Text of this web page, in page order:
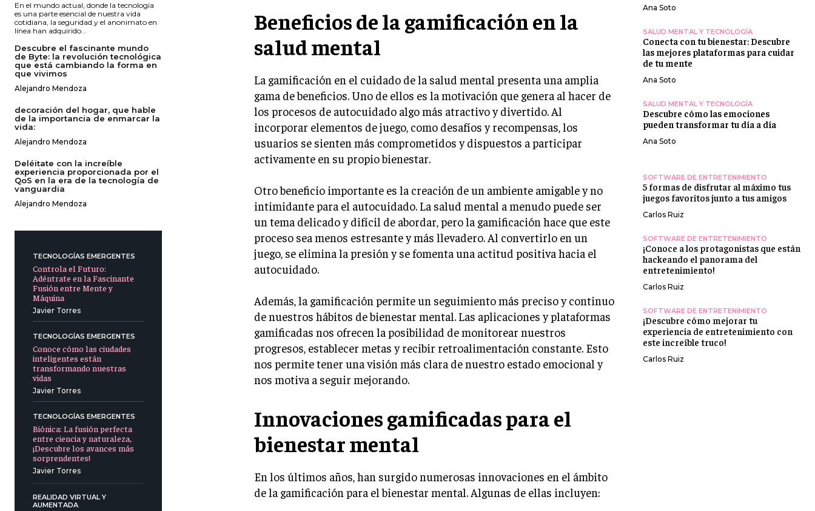
En el mundo actual, donde la tecnología
es una parte esencial de nuestra vida
cotidiana, la seguridad y el anonimato en
línea han adquirido...
Descubre el fascinante mundo
de Byte: la revolución tecnológica
que está cambiando la forma en
que vivimos
Alejandro Mendoza
decoración del hogar, que hable
de la importancia de enmarcar la
vida:
Alejandro Mendoza
Deléitate con la increíble
experiencia proporcionada por el
QoS en la era de la tecnología de
vanguardia
Alejandro Mendoza
TECNOLOGÍAS EMERGENTES
Controla el Futuro:
Adéntrate en la Fascinante
Fusión entre Mente y
Máquina
Javier Torres
TECNOLOGÍAS EMERGENTES
Conoce cómo las ciudades
inteligentes están
transformando nuestras
vidas
Javier Torres
TECNOLOGÍAS EMERGENTES
Biónica: La fusión perfecta
entre ciencia y naturaleza,
¡Descubre los avances más
sorprendentes!
Javier Torres
REALIDAD VIRTUAL Y
AUMENTADA
Beneficios de la gamificación en la
salud mental
La gamificación en el cuidado de la salud mental presenta una amplia
gama de beneficios. Uno de ellos es la motivación que genera al hacer de
los procesos de autocuidado algo más atractivo y divertido. Al
incorporar elementos de juego, como desafíos y recompensas, los
usuarios se sienten más comprometidos y dispuestos a participar
activamente en su propio bienestar.
Otro beneficio importante es la creación de un ambiente amigable y no
intimidante para el autocuidado. La salud mental a menudo puede ser
un tema delicado y difícil de abordar, pero la gamificación hace que este
proceso sea menos estresante y más llevadero. Al convertirlo en un
juego, se elimina la presión y se fomenta una actitud positiva hacia el
autocuidado.
Además, la gamificación permite un seguimiento más preciso y continuo
de nuestros hábitos de bienestar mental. Las aplicaciones y plataformas
gamificadas nos ofrecen la posibilidad de monitorear nuestros
progresos, establecer metas y recibir retroalimentación constante. Esto
nos permite tener una visión más clara de nuestro estado emocional y
nos motiva a seguir mejorando.
Innovaciones gamificadas para el
bienestar mental
En los últimos años, han surgido numerosas innovaciones en el ámbito
de la gamificación para el bienestar mental. Algunas de ellas incluyen:
Ana Soto
SALUD MENTAL Y TECNOLOGÍA
Conecta con tu bienestar: Descubre
las mejores plataformas para cuidar
de tu mente
Ana Soto
SALUD MENTAL Y TECNOLOGÍA
Descubre cómo las emociones
pueden transformar tu día a día
Ana Soto
SOFTWARE DE ENTRETENIMIENTO
5 formas de disfrutar al máximo tus
juegos favoritos junto a tus amigos
Carlos Ruiz
SOFTWARE DE ENTRETENIMIENTO
¡Conoce a los protagonistas que están
hackeando el panorama del
entretenimiento!
Carlos Ruiz
SOFTWARE DE ENTRETENIMIENTO
¡Descubre cómo mejorar tu
experiencia de entretenimiento con
este increíble truco!
Carlos Ruiz